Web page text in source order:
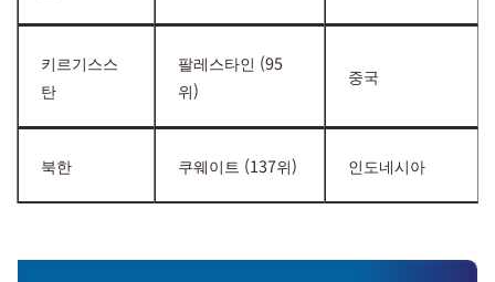
키르기스스
탄
팔레스타인 (95
위)
중국
북한 쿠웨이트 (137위) 인도네시아